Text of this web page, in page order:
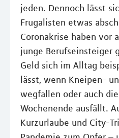
jeden. Dennoch lässt
Frugalisten etwas
Coronakrise haben vor
junge Berufseinsteiger
Geld sich im Alltag
lässt, wenn Kneipen-
wegfallen oder auch
Wochenende ausfällt.
Kurzurlaube und City-